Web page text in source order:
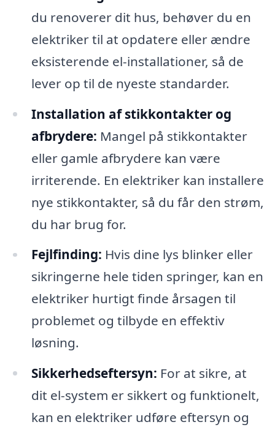
du renoverer dit hus, behøver du en
elektriker til at opdatere eller ændre
eksisterende el-installationer, så de
lever op til de nyeste standarder.
Installation af stikkontakter og
afbrydere: Mangel på stikkontakter
eller gamle afbrydere kan være
irriterende. En elektriker kan installere
nye stikkontakter, så du får den strøm,
du har brug for.
Fejlfinding: Hvis dine lys blinker eller
sikringerne hele tiden springer, kan en
elektriker hurtigt finde årsagen til
problemet og tilbyde en effektiv
løsning.
Sikkerhedseftersyn: For at sikre, at
dit el-system er sikkert og funktionelt,
kan en elektriker udføre eftersyn og